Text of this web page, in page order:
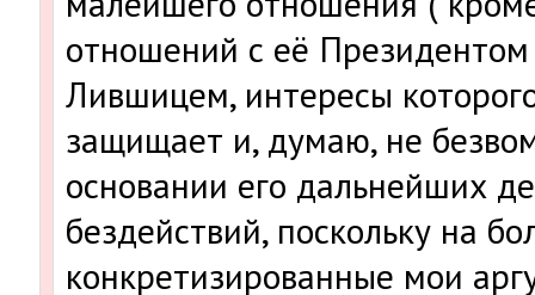
отношений с её
Лившицем, интересы
защищает и, думаю, не
основании его дальнейших
бездействий, поскольку на
конкретизированные мои